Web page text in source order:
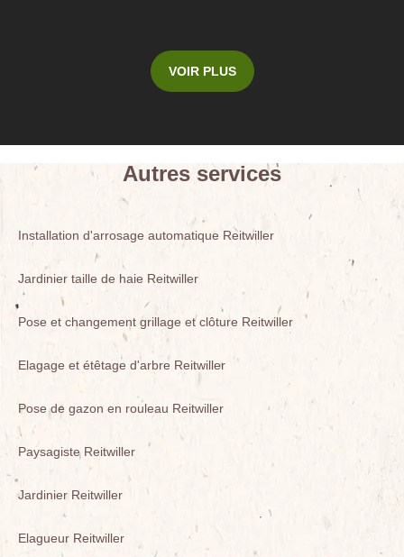
VOIR PLUS
Autres services
Installation d'arrosage automatique Reitwiller
Jardinier taille de haie Reitwiller
Pose et changement grillage et clôture Reitwiller
Elagage et étêtage d'arbre Reitwiller
Pose de gazon en rouleau Reitwiller
Paysagiste Reitwiller
Jardinier Reitwiller
Elagueur Reitwiller